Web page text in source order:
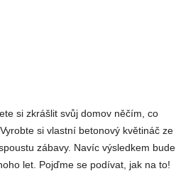
si zkrášlit svůj domov něčím, co
si vlastní betonový květináč ze
zábavy. Navíc výsledkem bude
let. Pojďme se podívat, jak na to!